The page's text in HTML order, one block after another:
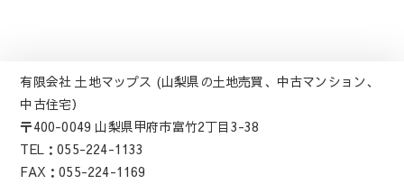
有限会社 土地マップス (山梨県の土地売買、中古マンション、
中古住宅）
〒400-0049 山梨県甲府市富竹2丁目3-38
TEL：055-224-1133
FAX：055-224-1169